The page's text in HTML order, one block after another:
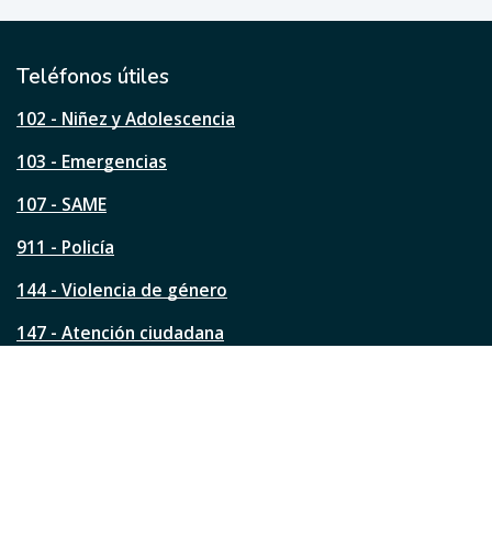
t
l
s
a
á
i
a
Teléfonos útiles
102 - Niñez y Adolescencia
103 - Emergencias
107 - SAME
911 - Policía
144 - Violencia de género
147 - Atención ciudadana